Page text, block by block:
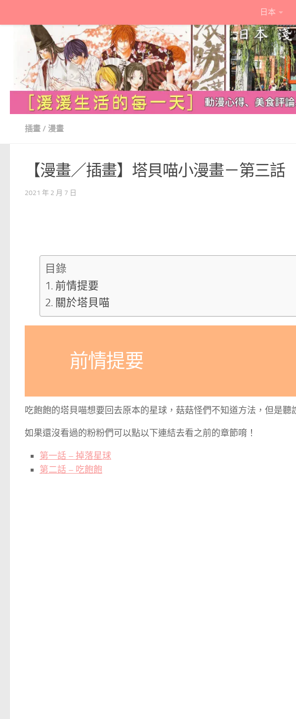
日本
插畫 / 漫畫
【漫畫／插畫】塔貝喵小漫畫－第三
2021 年 2 月 7 日
目錄
前情提要
關於塔貝喵
前情提要
吃飽飽的塔貝喵想要回去原本的星球，菇菇怪們不知道方法，但是
如果還沒看過的粉粉們可以點以下連結去看之前的章節唷！
第一話 – 掉落星球
第二話 – 吃飽飽